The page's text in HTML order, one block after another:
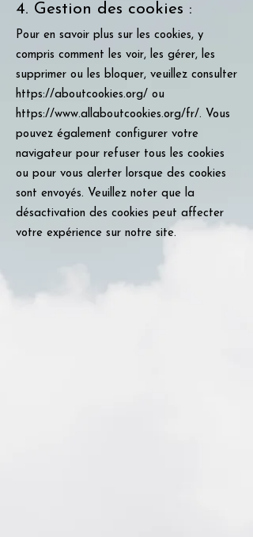
4. Gestion des cookies :
Pour en savoir plus sur les cookies, y
compris comment les voir, les gérer, les
supprimer ou les bloquer, veuillez consulter
https://aboutcookies.org/ ou
https://www.allaboutcookies.org/fr/. Vous
pouvez également configurer votre
navigateur pour refuser tous les cookies
ou pour vous alerter lorsque des cookies
sont envoyés. Veuillez noter que la
désactivation des cookies peut affecter
votre expérience sur notre site.